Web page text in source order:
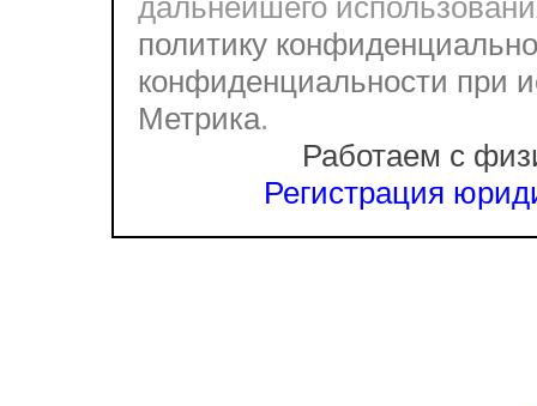
дальнейшего
политику
конфиденциальности при
Метрика.
Работаем с
Регистрация